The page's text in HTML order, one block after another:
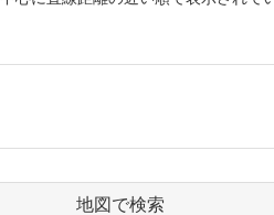
地図で検索
ください。
ように努めています。検
査結果や治療内容につい